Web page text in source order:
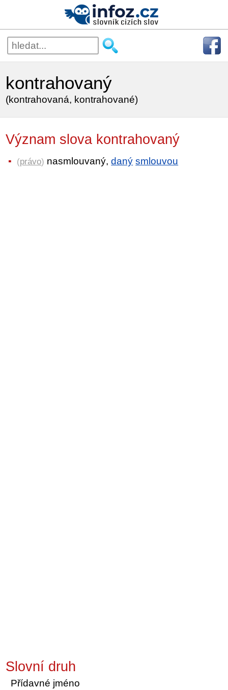
kontrahovaný
(kontrahovaná, kontrahované)
Význam slova kontrahovaný
(právo) nasmlouvaný,daný smlouvou
Slovní druh
Přídavné jméno